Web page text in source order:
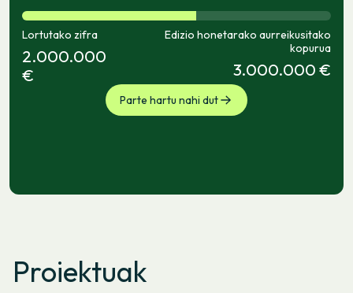
Lortutako zifra
2.000.000
€
Edizio honetarako aurreikusitako
kopurua
3.000.000 €
Parte hartu nahi dut
Proiektuak